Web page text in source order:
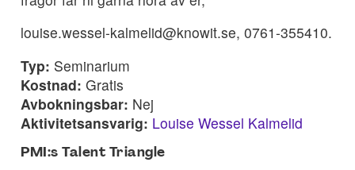
louise.wessel-kalmelid@knowit.se, 0761-355410.
Typ: Seminarium
Kostnad: Gratis
Avbokningsbar: Nej
Aktivitetsansvarig: Louise Wessel Kalmelid
PMI:s Talent Triangle